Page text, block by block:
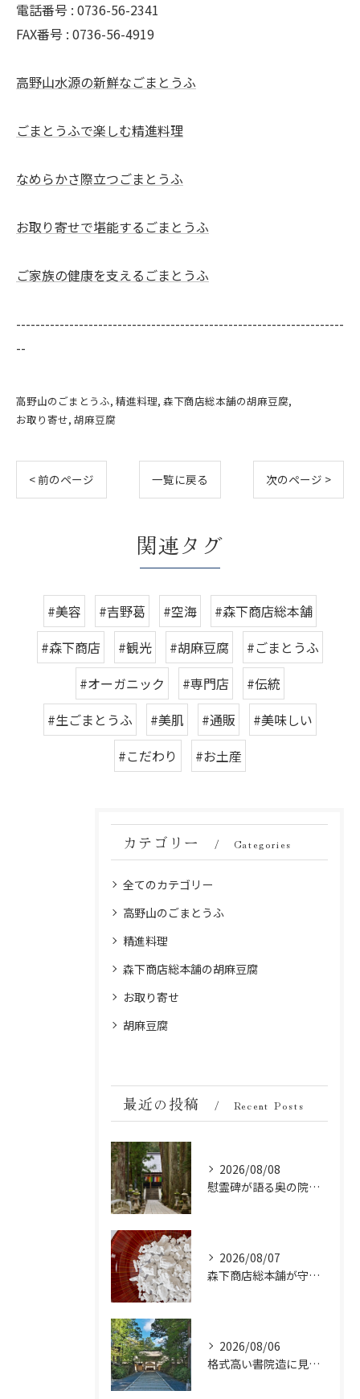
電話番号 : 0736-56-2341
FAX番号 : 0736-56-4919
高野山水源の新鮮なごまとうふ
ごまとうふで楽しむ精進料理
なめらかさ際立つごまとうふ
お取り寄せで堪能するごまとうふ
ご家族の健康を支えるごまとうふ
--------------------------------------------------------------------
--
高野山のごまとうふ 精進料理 森下商店総本舗の胡麻豆腐
お取り寄せ 胡麻豆腐
< 前のページ 一覧に戻る 次のページ >
関連タグ
#美容 #吉野葛 #空海
#森下商店総本舗
#森下商店
#観光 #胡麻豆腐
#ごまとうふ
#オーガニック
#専門店
#伝統
#生ごまとうふ
#美肌 #通販
#美味しい
#こだわり
#お土産
カテゴリー Categories
全てのカテゴリー
高野山のごまとうふ
精進料理
森下商店総本舗の胡麻豆腐
お取り寄せ
胡麻豆腐
最近の投稿 Recent Posts
2026/08/08
慰霊碑が語る奥の院の過去：祈りと歴史の中間地点
2026/08/07
森下商店総本舗が守り続ける伝統の胡麻豆腐に使う吉野葛の純度と効能
2026/08/06
格式高い書院造に見る金剛峯寺の中世から近世への変遷